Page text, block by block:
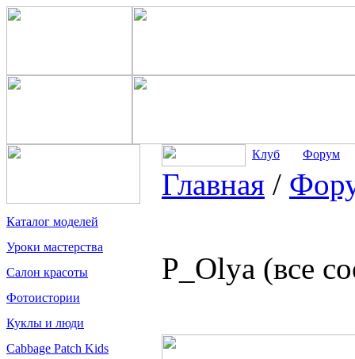
Каталог моделей
Уроки мастерства
Салон красоты
Фотоистории
Куклы и люди
Cabbage Patch Kids
Клуб Форум
Главная /
P_Olya (все